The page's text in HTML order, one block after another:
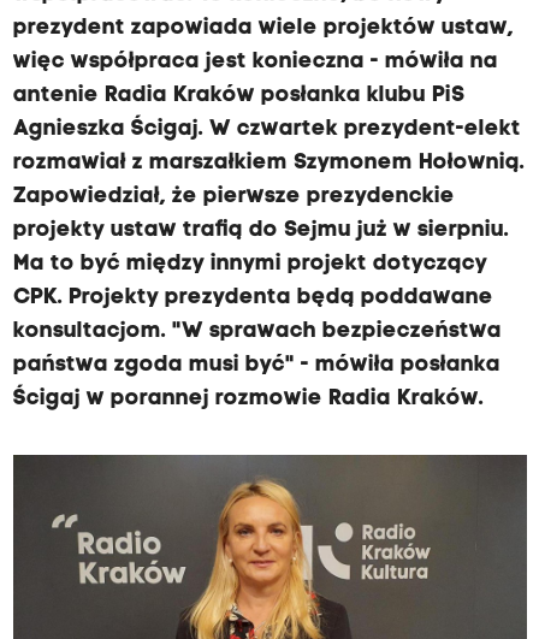
prezydent zapowiada wiele projektów ustaw,
więc współpraca jest konieczna - mówiła na
antenie Radia Kraków posłanka klubu PiS
Agnieszka Ścigaj. W czwartek prezydent-elekt
rozmawiał z marszałkiem Szymonem Hołownią.
Zapowiedział, że pierwsze prezydenckie
projekty ustaw trafią do Sejmu już w sierpniu.
Ma to być między innymi projekt dotyczący
CPK. Projekty prezydenta będą poddawane
konsultacjom. "W sprawach bezpieczeństwa
państwa zgoda musi być" - mówiła posłanka
Ścigaj w porannej rozmowie Radia Kraków.